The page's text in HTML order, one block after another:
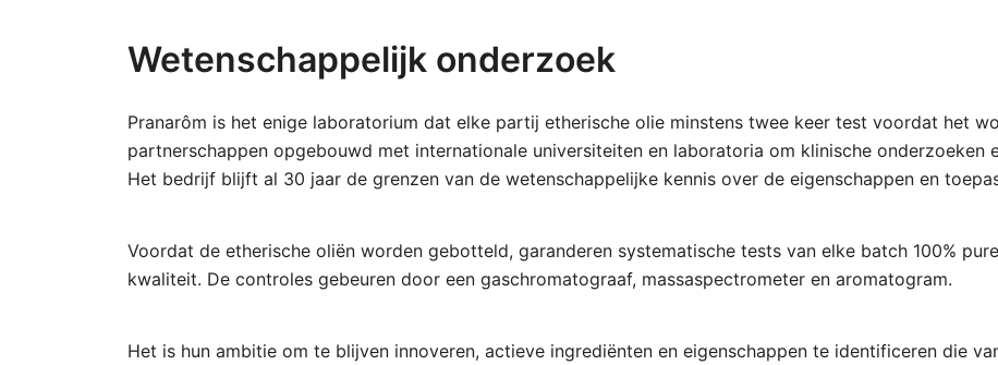
Wetenschappelijk onderzoek
Pranarôm is het enige laboratorium dat elke partij etherische olie minstens twee keer test voordat het
partnerschappen opgebouwd met internationale universiteiten en laboratoria om klinische onderzoeken
Het bedrijf blijft al 30 jaar de grenzen van de wetenschappelijke kennis over de eigenschappen en
Voordat de etherische oliën worden gebotteld, garanderen systematische tests van elke batch 100%
kwaliteit. De controles gebeuren door een gaschromatograaf, massaspectrometer en aromatogram.
Het is hun ambitie om te blijven innoveren, actieve ingrediënten en eigenschappen te identificeren die